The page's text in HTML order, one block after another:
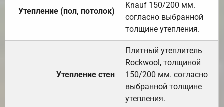
Утепление (пол, потолок)
Knauf 150/200 мм.
согласно выбранной
толщине утепления.
Утепление стен
Плитный утеплитель
Rockwool, толщиной
150/200 мм. согласно
выбранной толщине
утепления.